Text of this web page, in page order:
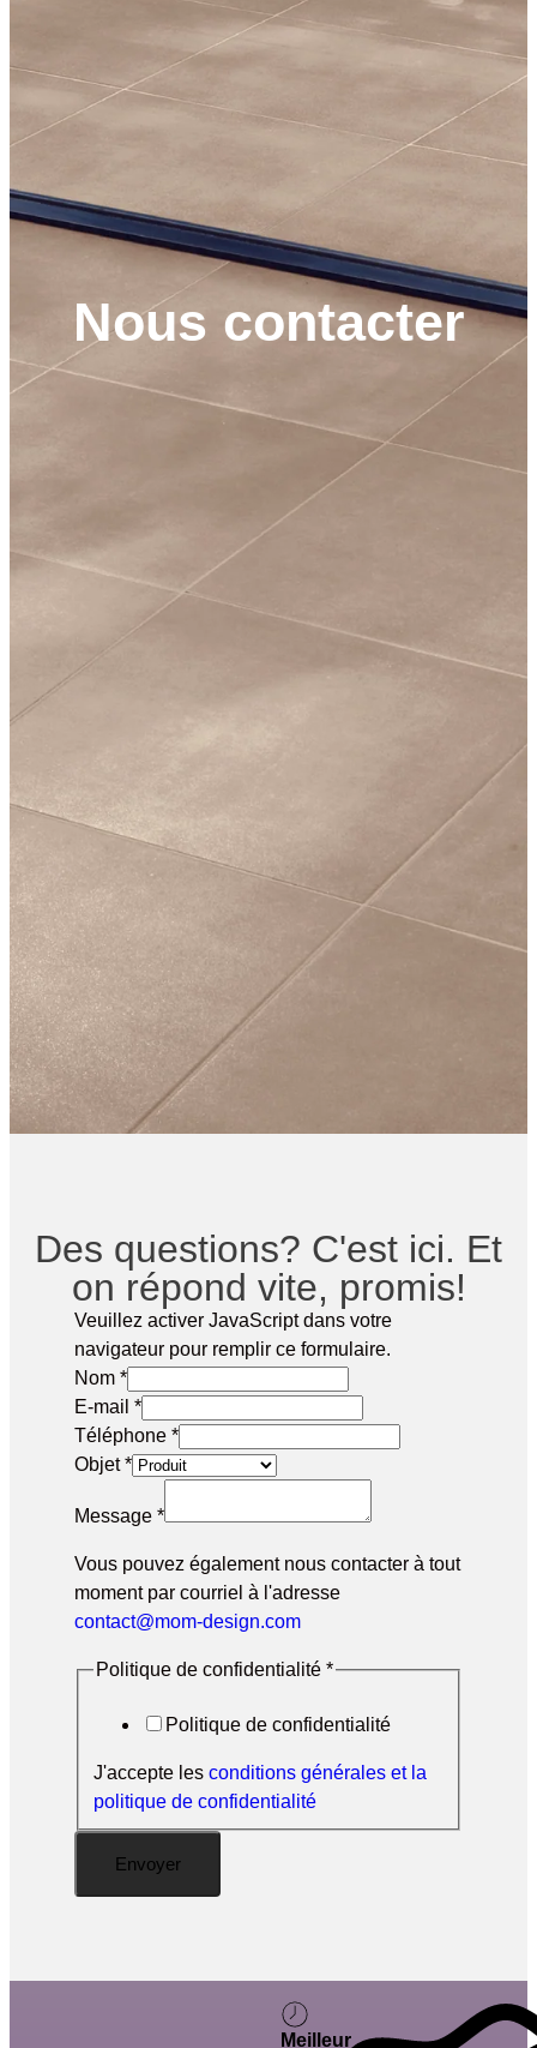
Nous contacter
Des questions? C'est ici. Et
on répond vite, promis!
Veuillez activer JavaScript dans votre
navigateur pour remplir ce formulaire.
Nom *
E-mail *
Téléphone *
Objet*
Message *
Vous pouvez également nous contacter à tout
moment par courriel à l'adresse
contact@mom-design.com
Politique de confidentialité *
Politique de confidentialité
J'accepte les conditions générales et la
politique de confidentialité
Envoyer
Meilleur